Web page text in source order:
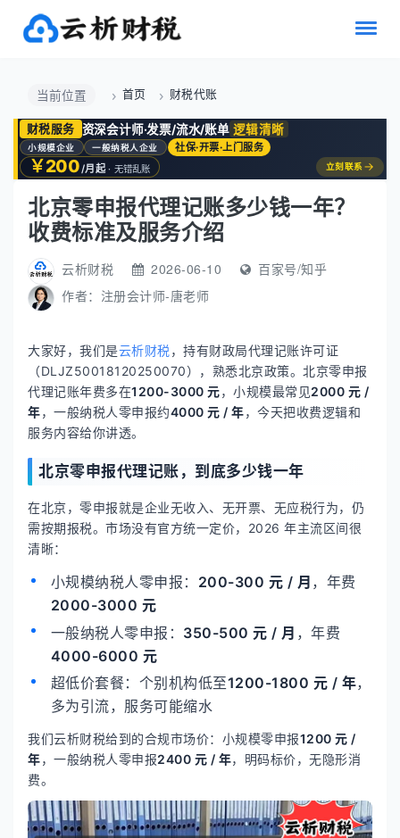
当前位置 首页 财税代账
财税服务 资深会计师·发票/流水/账单 逻辑清晰
小规模企业 一般纳税人企业 社保·开票·上门服务
￥200/月起 · 无错乱账 立刻联系 →
北京零申报代理记账多少钱一年？
收费标准及服务介绍
云析财税 2026-06-10
百家号/知乎
作者： 注册会计师-唐老师
大家好，我们是云析财税 ，持有财政局代理记账许可证
（DLJZ50018120250070），熟悉北京政策。北京零申报
代理记账年费多在1200-3000 元，小规模最常见2000 元 /
年，一般纳税人零申报约4000 元 / 年，今天把收费逻辑和
服务内容给你讲透。
北京零申报代理记账，到底多少钱一年
在北京，零申报就是企业无收入、无开票、无应税行为，仍
需按期报税。市场没有官方统一定价，2026 年主流区间很
清晰：
小规模纳税人零申报： 200-300 元 / 月 ，年费
2000-3000 元
一般纳税人零申报： 350-500 元 / 月 ，年费
4000-6000 元
超低价套餐：个别机构低至1200-1800 元 / 年，
多为引流，服务可能缩水
我们云析财税给到的合规市场价：小规模零申报1200 元 /
年，一般纳税人零申报2400 元 / 年，明码标价，无隐形消
费。